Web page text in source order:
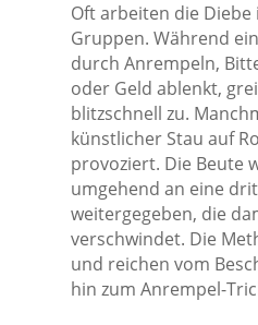
Oft arbeiten die
Gruppen. Während
durch Anrempeln,
oder Geld ablenkt,
blitzschnell zu.
künstlicher Stau auf
provoziert. Die Beute
umgehend an eine
weitergegeben, die
verschwindet. Die
und reichen vom
hin zum Anrempel-